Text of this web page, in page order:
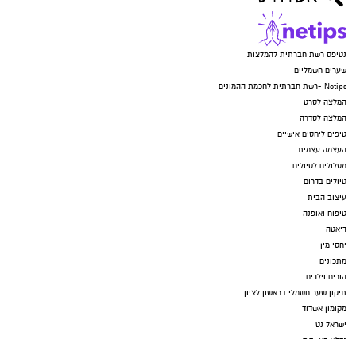
נטיפס רשת חברתית להמלצות
שערים חשמליים
Netips -רשת חברתית לחכמת ההמונים
המלצה לסרט
המלצה לסדרה
טיפים ליחסים אישיים
העצמה עצמית
מסלולים לטיולים
טיולים בדרום
עיצוב הבית
טיפוח ואופנה
דיאטה
יחסי מין
מתכונים
הורים וילדים
תיקון שער חשמלי בראשון לציון
מקומון אשדוד
ישראל נט